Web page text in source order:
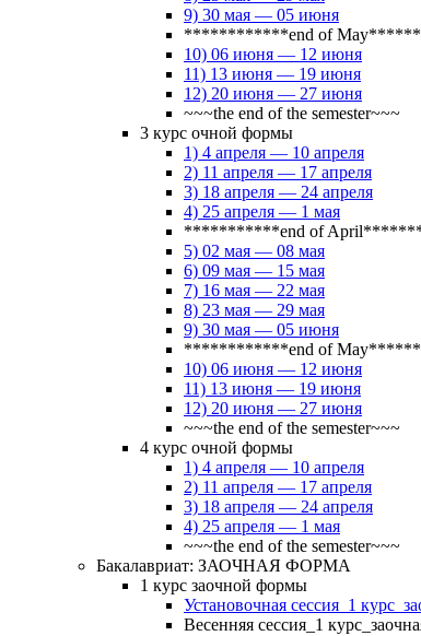
9) 30 мая — 05 июня
************end of
10) 06 июня — 12 июня
11) 13 июня — 19 июня
12) 20 июня — 27 июня
~~~the end of the semester~~~
3 курс очной формы
1) 4 апреля — 10 апреля
2) 11 апреля — 17 апреля
3) 18 апреля — 24 апреля
4) 25 апреля — 1 мая
***********end of
5) 02 мая — 08 мая
6) 09 мая — 15 мая
7) 16 мая — 22 мая
8) 23 мая — 29 мая
9) 30 мая — 05 июня
************end of
10) 06 июня — 12 июня
11) 13 июня — 19 июня
12) 20 июня — 27 июня
~~~the end of the semester~~~
4 курс очной формы
1) 4 апреля — 10 апреля
2) 11 апреля — 17 апреля
3) 18 апреля — 24 апреля
4) 25 апреля — 1 мая
~~~the end of the semester~~~
Бакалавриат: ЗАОЧНАЯ ФОРМА
1 курс заочной формы
Установочная сессия_1
Весенняя сессия_1